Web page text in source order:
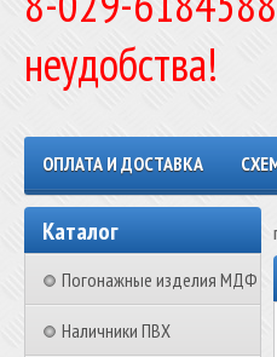
неудобства!
ОПЛАТА И ДОСТАВКА
Каталог
Погонажные изделия МДФ
Наличники ПВХ